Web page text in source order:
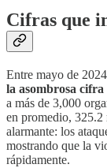
Cifras que
Entre mayo de
la asombrosa cifra
a más de 3,000
en promedio, 325.2
alarmante: los
mostrando que la
rápidamente.